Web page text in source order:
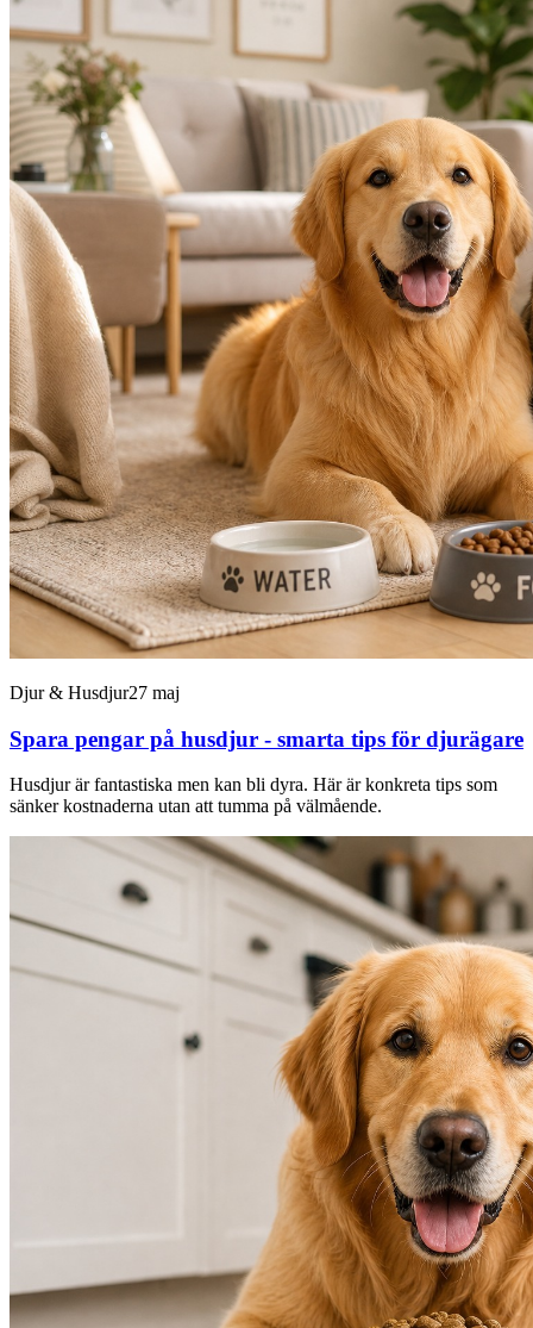
Djur & Husdjur27 maj
Spara pengar på husdjur - smarta tips för djurägare
Husdjur är fantastiska men kan bli dyra. Här är konkreta tips som
sänker kostnaderna utan att tumma på välmående.